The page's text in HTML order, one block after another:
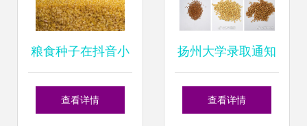
粮食种子在抖音小
店报白上架全攻略
查看详情
扬州大学录取通知
书里藏“种子”:让新
查看详情